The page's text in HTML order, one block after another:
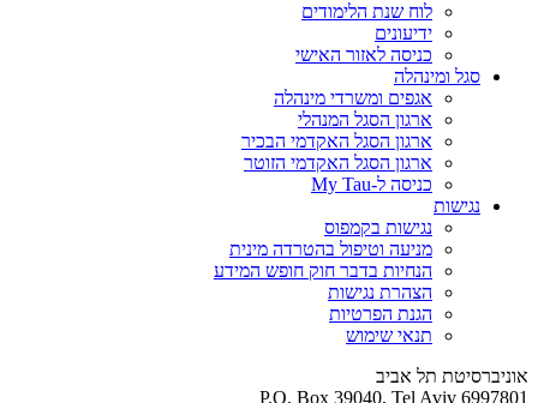
לוח שנת הלימודים
ידיעונים
כניסה לאזור האישי
סגל ומינהלה
אגפים ומשרדי מינהלה
ארגון הסגל המנהלי
ארגון הסגל האקדמי הבכיר
ארגון הסגל האקדמי הזוטר
כניסה ל-My Tau
נגישות
נגישות בקמפוס
מניעה וטיפול בהטרדה מינית
הנחיות בדבר חוק חופש המידע
הצהרת נגישות
הגנת הפרטיות
תנאי שימוש
אוניברסיטת תל אביב
P.O. Box 39040, Tel Aviv 6997801